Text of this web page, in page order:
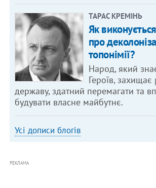
ТАРАС КРЕМІНЬ
Як
про
топонімії?
Народ, який
Героїв, захищає
державу, здатний перемагати та
будувати власне майбутнє.
Усі дописи блогів
РЕКЛАМА